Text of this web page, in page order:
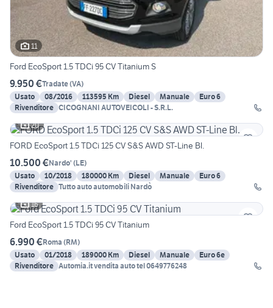
11
Ford EcoSport 1.5 TDCi 95 CV Titanium S
9.950 €Tradate(VA)
Usato
08/2016 113595 Km Diesel Manuale
Euro 6
Rivenditore CICOGNANI AUTOVEICOLI - S.R.L.
20
FORD EcoSport 1.5 TDCi 125 CV S&S AWD ST-Line Bl.
10.500 €Nardo' (LE)
Usato
10/2018 180000 Km Diesel Manuale
Euro 6
Rivenditore Tutto auto automobili Nardò
16
Ford EcoSport 1.5 TDCi 95 CV Titanium
6.990 €Roma (RM)
Usato
01/2018 189000 Km Diesel Manuale
Euro 6e
Rivenditore Automia.it vendita auto tel 0649776248